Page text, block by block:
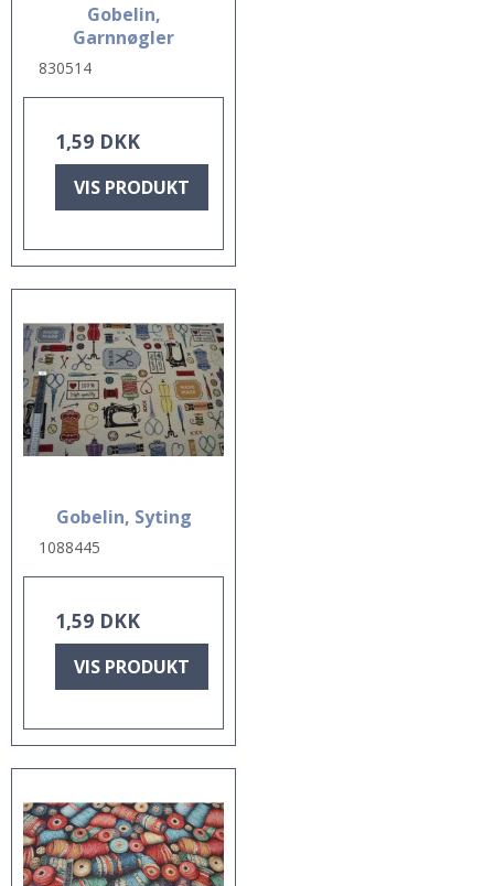
Gobelin,
Garnnøgler
830514
1,59 DKK
VIS PRODUKT
Gobelin, Syting
1088445
1,59 DKK
VIS PRODUKT